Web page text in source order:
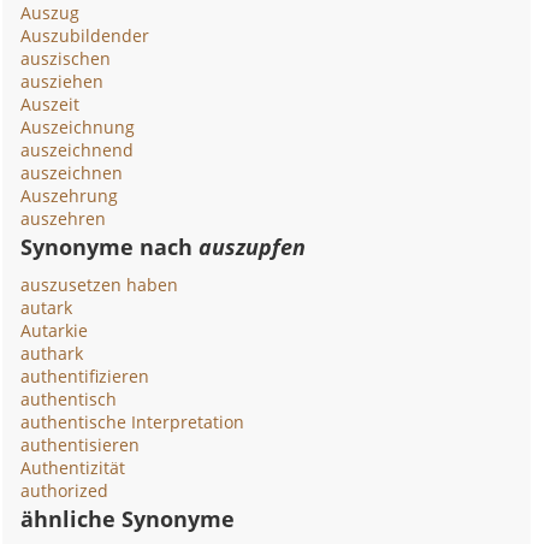
Auszug
Auszubildender
auszischen
ausziehen
Auszeit
Auszeichnung
auszeichnend
auszeichnen
Auszehrung
auszehren
Synonyme nachauszupfen
auszusetzen haben
autark
Autarkie
authark
authentifizieren
authentisch
authentische Interpretation
authentisieren
Authentizität
authorized
ähnliche Synonyme